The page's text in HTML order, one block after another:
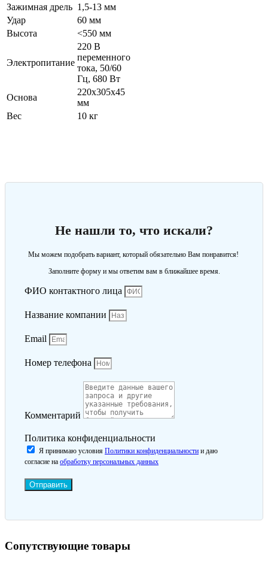
Зажимная дрель 1,5-13 мм
Удар
60 мм
Высота
<550 мм
Электропитание
220 В
переменного
тока, 50/60
Гц, 680 Вт
Основа
220x305x45
мм
Вес
10 кг
Не нашли то, что искали?
Мы можем подобрать вариант, который обязательно Вам понравится!
Заполните форму и мы ответим вам в ближайшее время.
ФИО контактного лица
Название компании
Email
Номер телефона
Комментарий
Политика конфиденциальности
Я принимаю условия Политики конфиденциальности и даю
согласие на обработку персональных данных
Отправить
Сопутствующие товары